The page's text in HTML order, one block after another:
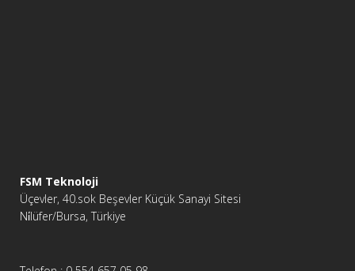
FSM Teknoloji
Üçevler, 40.sok Beşevler Küçük Sanayi Sitesi
Ni̇lüfer/Bursa, Türkiye